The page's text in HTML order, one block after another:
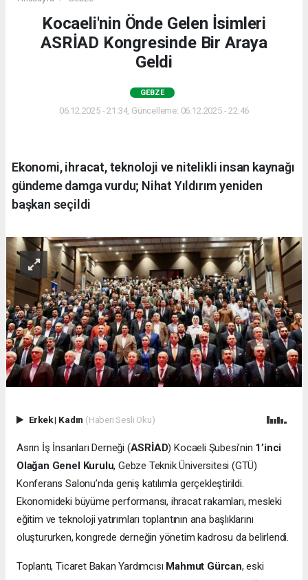
Kocaeli'nin Önde Gelen İsimleri
ASRİAD Kongresinde Bir Araya
Geldi
GEBZE
06.12.2025 - 21:34, Güncelleme: 06.12.2025 - 22:46
Ekonomi, ihracat, teknoloji ve nitelikli insan kaynağı
gündeme damga vurdu; Nihat Yıldırım yeniden
başkan seçildi
Erkek| Kadın (Haberi Sesli Oku)
Asrın İş İnsanları Derneği (ASRİAD) Kocaeli Şubesi’nin 1’inci
Olağan Genel Kurulu, Gebze Teknik Üniversitesi (GTÜ)
Konferans Salonu’nda geniş katılımla gerçekleştirildi.
Ekonomideki büyüme performansı, ihracat rakamları, mesleki
eğitim ve teknoloji yatırımları toplantının ana başlıklarını
oluştururken, kongrede derneğin yönetim kadrosu da belirlendi.
Toplantı, Ticaret Bakan Yardımcısı Mahmut Gürcan, eski